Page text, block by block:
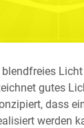
gutes
dass
werden